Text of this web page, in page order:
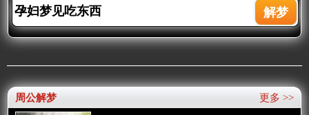
更多 >>
周公解梦